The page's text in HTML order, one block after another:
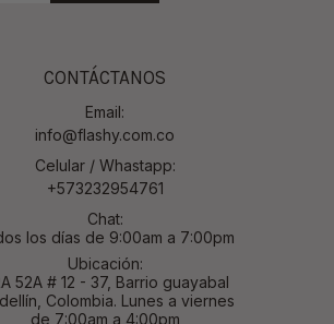
CONTÁCTANOS
Email:
info@flashy.com.co
Celular / Whastapp:
+573232954761
Chat:
los días de 9:00am a 7:00pm
Ubicación:
52A # 12 - 37, Barrio guayabal
Colombia. Lunes a viernes
de 7:00am a 4:00pm